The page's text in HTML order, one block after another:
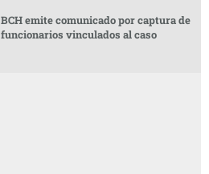
BCH emite comunicado por captura de
funcionarios vinculados al caso